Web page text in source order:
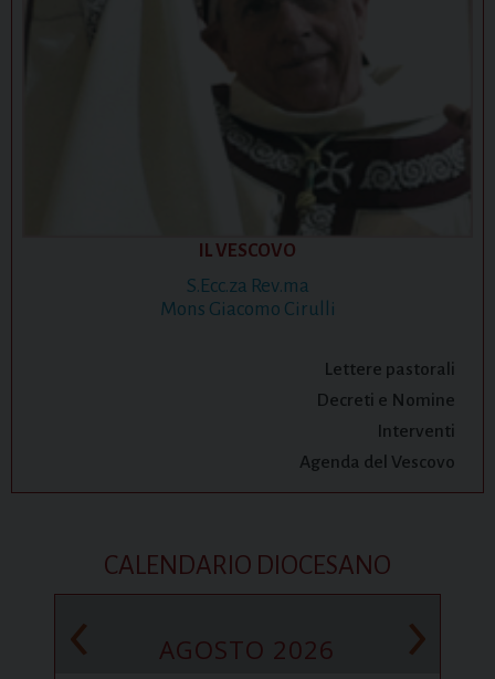
IL VESCOVO
S.Ecc.za Rev.ma
Mons Giacomo Cirulli
Lettere pastorali
Decreti e Nomine
Interventi
Agenda del Vescovo
CALENDARIO DIOCESANO
‹ AGOSTO 2026 ›